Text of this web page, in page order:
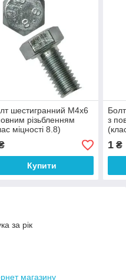
шестигранний М4х6
різьбленням
міцності 8.8)
Купити
з
1 ₴
за рік
магазину